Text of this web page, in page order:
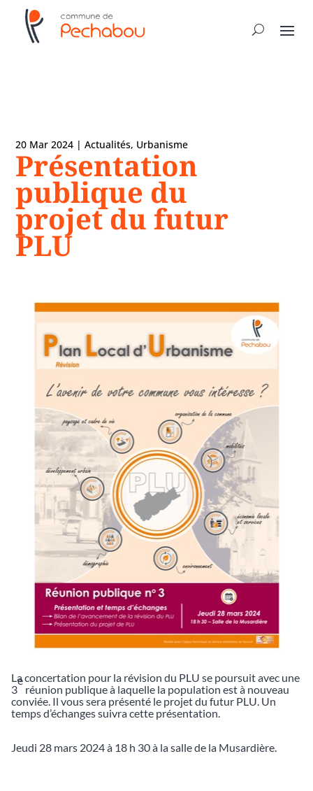
20 Mar 2024 |Actualités, Urbanisme
Présentation
publique du
projet du futur
PLU
La concertation pour la révision du PLU se poursuit avec une
3
e
réunion publique à laquelle la population est à nouveau
conviée. Il vous sera présenté le projet du futur PLU. Un
temps d’échanges suivra cette présentation.
Jeudi 28 mars 2024 à 18 h 30 à la salle de la Musardière.